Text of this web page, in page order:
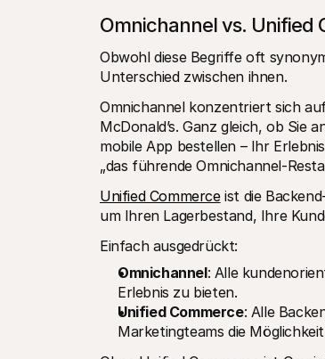
Omnichannel vs. Unified
Obwohl diese Begriffe oft
Unterschied zwischen ihnen.
Omnichannel konzentriert sich
McDonald’s. Ganz gleich, ob Sie
mobile App bestellen – Ihr
„das führende Omnichannel-
Unified Commerce ist die
um Ihren Lagerbestand, Ihre
Einfach ausgedrückt:
Omnichannel: Alle
Erlebnis zu bieten.
Unified Commerce: Alle
Marketingteams die